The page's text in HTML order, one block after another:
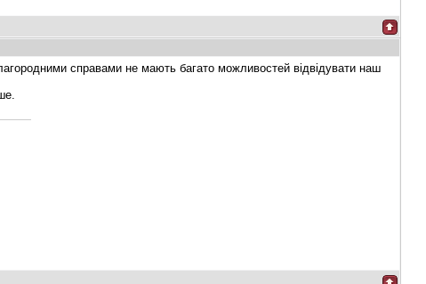
справами не мають багато можливостей відвідувати наш